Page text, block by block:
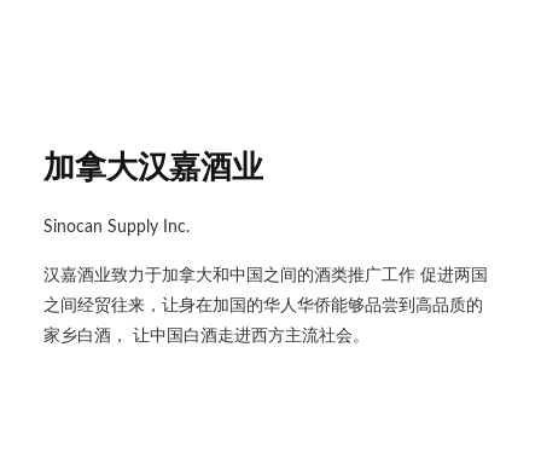
加拿大汉嘉酒业
Sinocan Supply Inc.
汉嘉酒业致力于加拿大和中国之间的酒类推广工作 促进两国
之间经贸往来，让身在加国的华人华侨能够品尝到高品质的
家乡白酒， 让中国白酒走进西方主流社会。